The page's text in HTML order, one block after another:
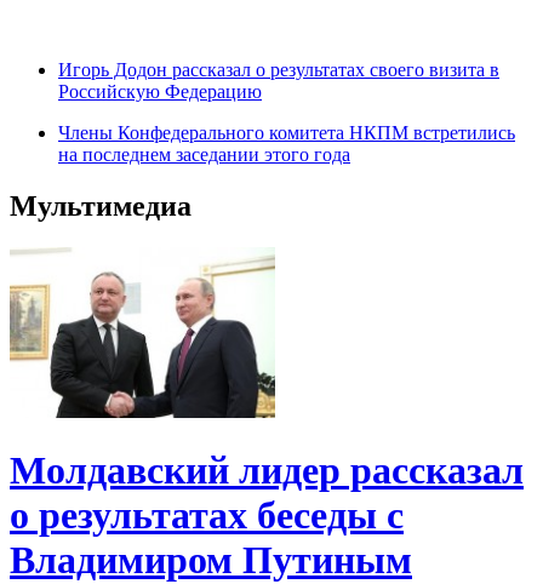
Игорь Додон рассказал о результатах своего визита в
Российскую Федерацию
Члены Конфедерального комитета НКПМ встретились
на последнем заседании этого года
Мультимедиа
Молдавский лидер рассказал
о результатах беседы с
Владимиром Путиным